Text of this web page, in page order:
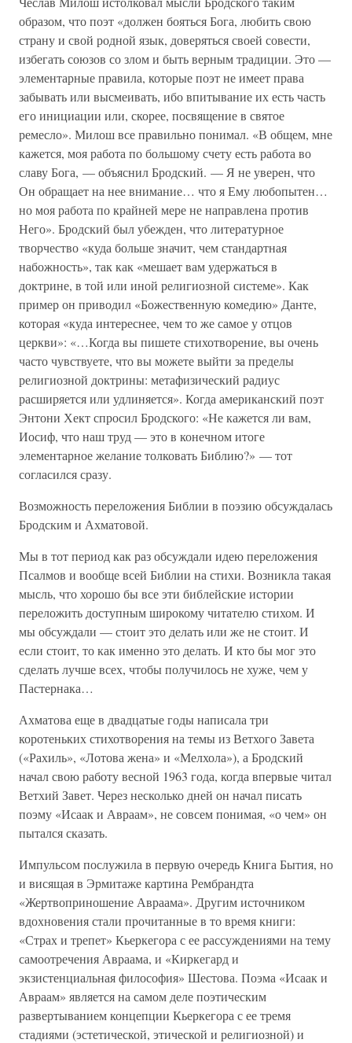
образом, что поэт «должен бояться Бога, любить свою
страну и свой родной язык, доверяться своей совести,
избегать союзов со злом и быть верным традиции. Это —
элементарные правила, которые поэт не имеет права
забывать или высмеивать, ибо впитывание их есть часть
его инициации или, скорее, посвящение в святое
ремесло». Милош все правильно понимал. «В общем, мне
кажется, моя работа по большому счету есть работа во
славу Бога, — объяснил Бродский. — Я не уверен, что
Он обращает на нее внимание… что я Ему любопытен…
но моя работа по крайней мере не направлена против
Него». Бродский был убежден, что литературное
творчество «куда больше значит, чем стандартная
набожность», так как «мешает вам удержаться в
доктрине, в той или иной религиозной системе». Как
пример он приводил «Божественную комедию» Данте,
которая «куда интереснее, чем то же самое у отцов
церкви»: «…Когда вы пишете стихотворение, вы очень
часто чувствуете, что вы можете выйти за пределы
религиозной доктрины: метафизический радиус
расширяется или удлиняется». Когда американский поэт
Энтони Хект спросил Бродского: «Не кажется ли вам,
Иосиф, что наш труд — это в конечном итоге
элементарное желание толковать Библию?» — тот
согласился сразу.
Возможность переложения Библии в поэзию обсуждалась
Бродским и Ахматовой.
Мы в тот период как раз обсуждали идею переложения
Псалмов и вообще всей Библии на стихи. Возникла такая
мысль, что хорошо бы все эти библейские истории
переложить доступным широкому читателю стихом. И
мы обсуждали — стоит это делать или же не стоит. И
если стоит, то как именно это делать. И кто бы мог это
сделать лучше всех, чтобы получилось не хуже, чем у
Пастернака…
Ахматова еще в двадцатые годы написала три
коротеньких стихотворения на темы из Ветхого Завета
(«Рахиль», «Лотова жена» и «Мелхола»), а Бродский
начал свою работу весной 1963 года, когда впервые читал
Ветхий Завет. Через несколько дней он начал писать
поэму «Исаак и Авраам», не совсем понимая, «о чем» он
пытался сказать.
Импульсом послужила в первую очередь Книга Бытия, но
и висящая в Эрмитаже картина Рембрандта
«Жертвоприношение Авраама». Другим источником
вдохновения стали прочитанные в то время книги:
«Страх и трепет» Кьеркегора с ее рассуждениями на тему
самоотречения Авраама, и «Киркегард и
экзистенциальная философия» Шестова. Поэма «Исаак и
Авраам» является на самом деле поэтическим
развертыванием концепции Кьеркегора с ее тремя
стадиями (эстетической, этической и религиозной) и